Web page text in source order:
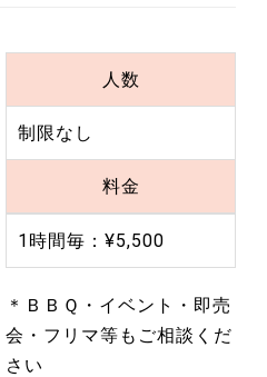
人数
制限なし
料金
1時間毎：¥5,500
＊ＢＢＱ・イベント・即売
会・フリマ等もご相談くだ
さい